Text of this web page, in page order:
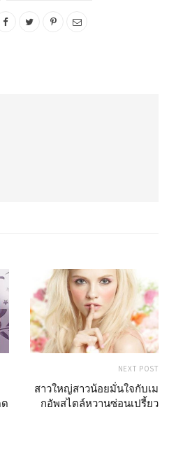
NEXT POST
สาวใหญ่สาวน้อยมั่นใจกับเม
กอัพสไตล์หวานซ่อนเปรี้ยว